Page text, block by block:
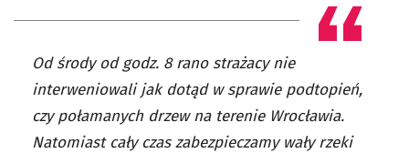
Od środy od godz. 8 rano strażacy nie
interweniowali jak dotąd w sprawie podtopień,
czy połamanych drzew na terenie Wrocławia.
Natomiast cały czas zabezpieczamy wały rzeki